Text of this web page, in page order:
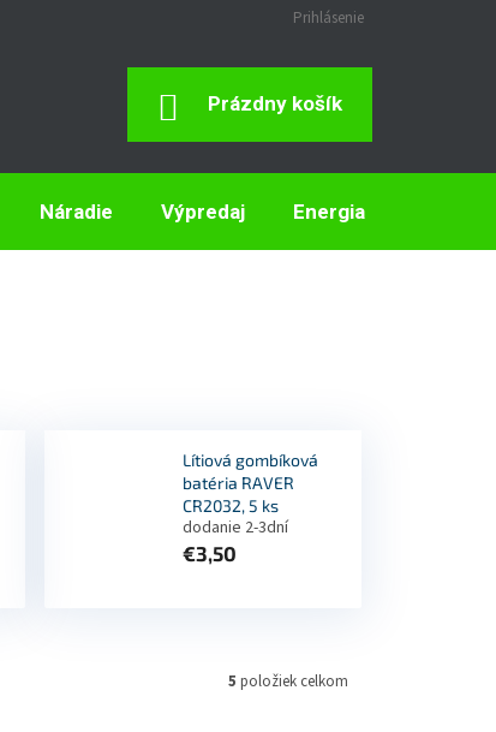
Prihlásenie
Nákupný
Prázdny košík
Náradie Výpredaj Energia
Lítiová gombíková
batéria RAVER
CR2032, 5 ks
dodanie 2-3dní
€3,50
5 položiek celkom